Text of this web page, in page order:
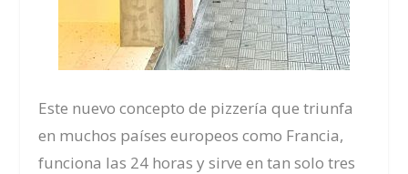
Este nuevo concepto de pizzería que triunfa
en muchos países europeos como Francia,
funciona las 24 horas y sirve en tan solo tres